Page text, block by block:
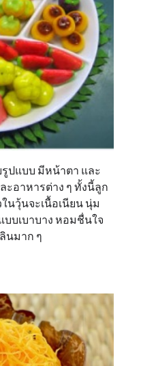
ปแบบ มีหน้าตา และ
ะอาหารต่าง ๆ ทั้งนี้ลูก
นวุ้นจะเนื้อเนียน นุ่ม
บเบาบาง หอมชื่นใจ
นมาก ๆ